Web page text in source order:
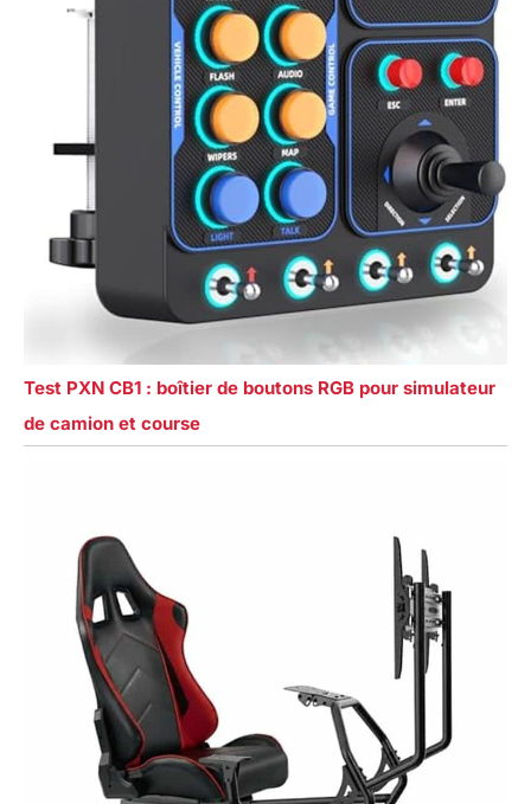
Test PXN CB1 : boîtier de boutons RGB pour simulateur
de camion et course